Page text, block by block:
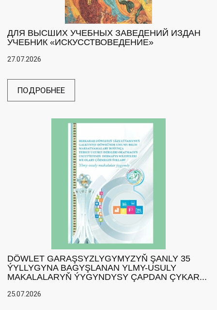
ДЛЯ ВЫСШИХ УЧЕБНЫХ ЗАВЕДЕНИЙ ИЗДАН
УЧЕБНИК «ИСКУССТВОВЕДЕНИЕ»
27.07.2026
ПОДРОБНЕЕ
DÖWLET GARAŞSYZLYGYMYZYŇ ŞANLY 35
ÝYLLYGYNA BAGYŞLANAN YLMY-USULY
MAKALALARYŇ ÝYGYNDYSY ÇAPDAN ÇYKAR...
25.07.2026